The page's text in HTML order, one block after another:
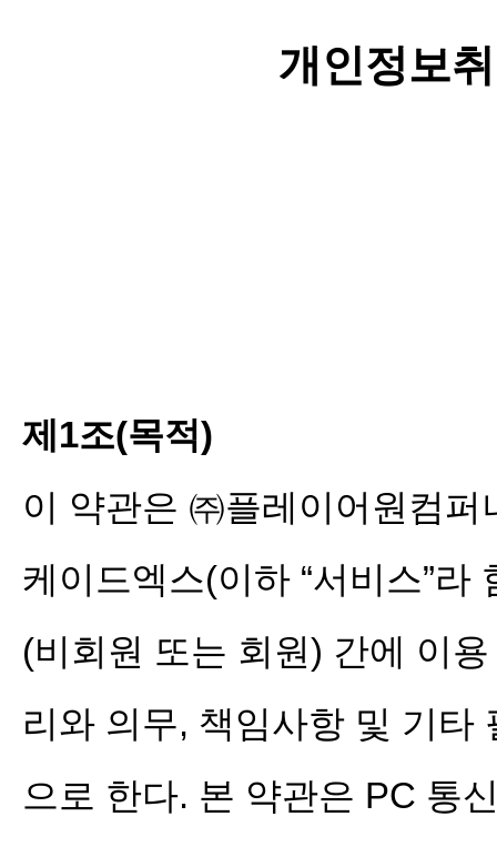
개인정보
제1조(목적)
이 약관은 ㈜플레이어원컴퍼
케이드엑스(이하 “서비스”
(비회원 또는 회원) 간에 이
리와 의무, 책임사항 및 기타
으로 한다. 본 약관은 PC 통